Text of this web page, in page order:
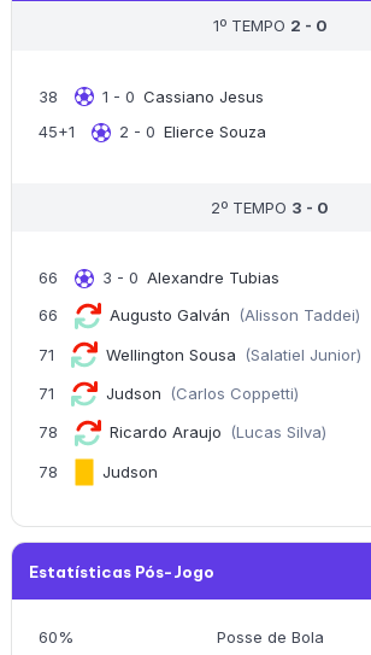
1º TEMPO 2 - 0
38 1 - 0 Cassiano Jesus
45+1
2 - 0 Elierce Souza
2º TEMPO 3 - 0
66 3 - 0 Alexandre Tubias
66
Augusto Galván (Alisson Taddei)
71 Wellington Sousa (Salatiel Junior)
71 Judson (Carlos Coppetti)
78 Ricardo Araujo (Lucas Silva)
78 Judson
Estatísticas Pós-Jogo
60% Posse de Bola